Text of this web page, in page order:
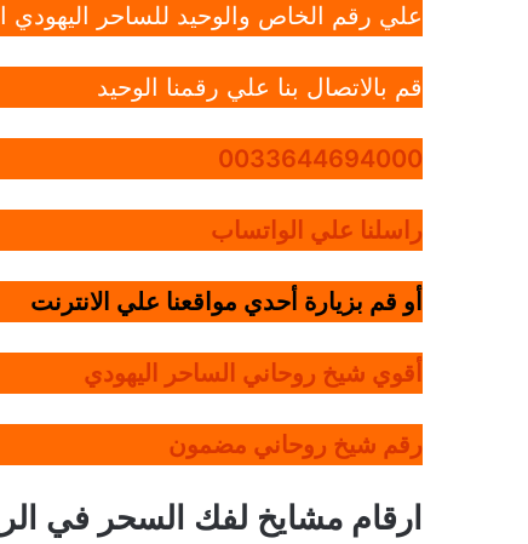
علي رقم الخاص والوحيد للساحر اليهودي
قم بالاتصال بنا علي رقمنا الوحيد
0033644694000
راسلنا علي الواتساب
أو قم بزيارة أحدي مواقعنا علي الانترنت
أقوي شيخ روحاني الساحر اليهودي
رقم شيخ روحاني مضمون
ارقام مشايخ لفك السحر في